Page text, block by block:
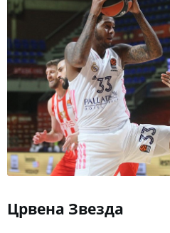
Црвена Звезда